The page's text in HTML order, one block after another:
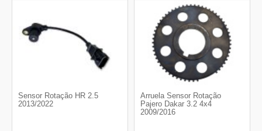
Sensor Rotação HR 2.5
2013/2022
Arruela Sensor Rotação
Pajero Dakar 3.2 4x4
2009/2016